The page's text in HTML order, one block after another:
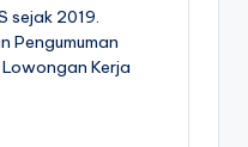
sejak 2019.
Pengumuman
Kerja